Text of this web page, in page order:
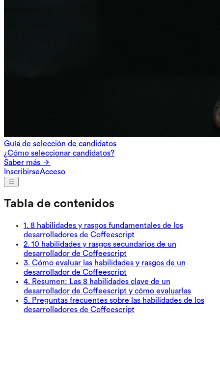
Guía de selección de candidatos
¿Cómo seleccionar candidatos?
Saber más
InscribirseAcceso
Tabla de contenidos
1 . 8 habilidades y rasgos fundamentales de los
desarrolladores de Coffeescript
2. 10 habilidades y rasgos secundarios de un
desarrollador de Coffeescript
3. Cómo evaluar las habilidades y rasgos de un
desarrollador de Coffeescript
4. Resumen: Las 8 habilidades clave de un
desarrollador de Coffeescript y cómo evaluarlas
5. Preguntas frecuentes sobre las habilidades de los
desarrolladores de Coffeescript